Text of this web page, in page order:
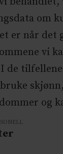
om
er når det
vi
de
og